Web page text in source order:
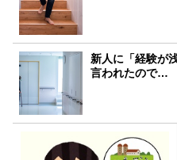
新人に「経験が
言われたので…